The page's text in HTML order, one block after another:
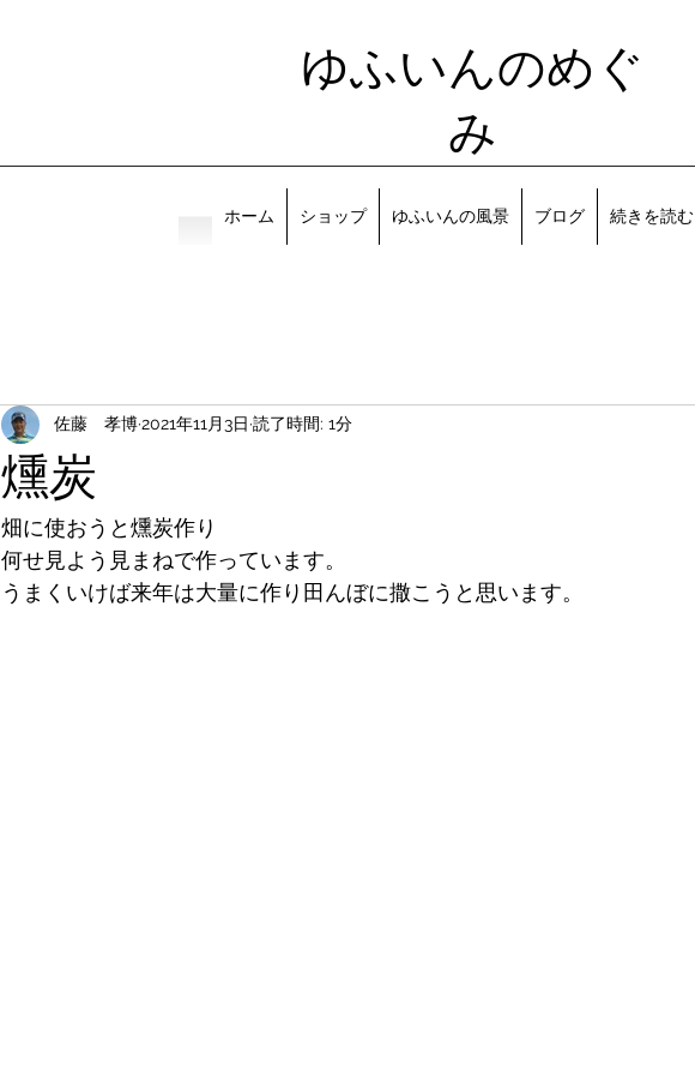
ゆふいんのめぐ
み
ホーム ショップ ゆふいんの風景 ブログ 続きを読む
燻炭
佐藤 孝博2021年11月3日 読了時間: 1分
畑に使おうと燻炭作り
何せ見よう見まねで作っています。
うまくいけば来年は大量に作り田んぼに撒こうと思います。